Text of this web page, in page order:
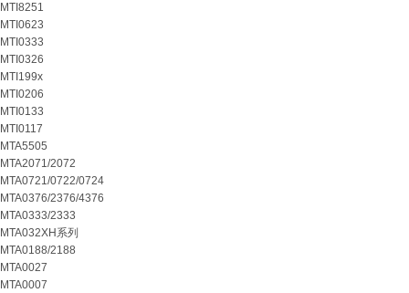
MTI8251
MTI0623
MTI0333
MTI0326
MTI199x
MTI0206
MTI0133
MTI0117
MTA5505
MTA2071/2072
MTA0721/0722/0724
MTA0376/2376/4376
MTA0333/2333
MTA032XH系列
MTA0188/2188
MTA0027
MTA0007